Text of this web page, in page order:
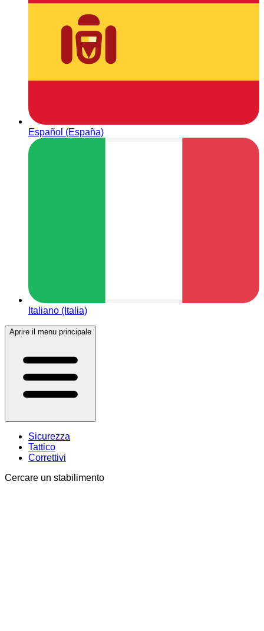
Español (España)
Italiano (Italia)
Aprire il menu principale
Sicurezza
Tattico
Correttivi
Cercare un stabilimento